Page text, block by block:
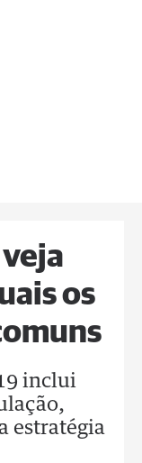
os
inclui
estratégia